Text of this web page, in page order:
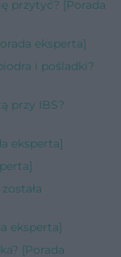
przytyć? [Porada
eksperta]
i pośladki?
przy IBS?
eksperta]
eksperta]
[Porada